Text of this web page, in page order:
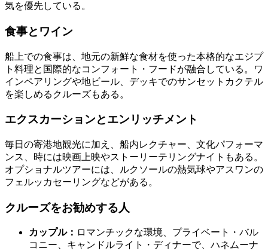
気を優先している。
食事とワイン
船上での食事は、地元の新鮮な食材を使った本格的なエジプ
ト料理と国際的なコンフォート・フードが融合している。ワ
インペアリングや地ビール、デッキでのサンセットカクテル
を楽しめるクルーズもある。
エクスカーションとエンリッチメント
毎日の寄港地観光に加え、船内レクチャー、文化パフォーマ
ンス、時には映画上映やストーリーテリングナイトもある。
オプショナルツアーには、ルクソールの熱気球やアスワンの
フェルッカセーリングなどがある。
クルーズをお勧めする人
カップル： ロマンチックな環境、プライベート・バル
コニー、キャンドルライト・ディナーで、ハネムーナ